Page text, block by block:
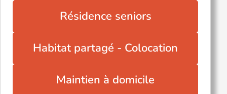
Épinay-sur-Orge (91360)
Résidence seniors
Habitat partagé - Colocation
Maintien à domicile